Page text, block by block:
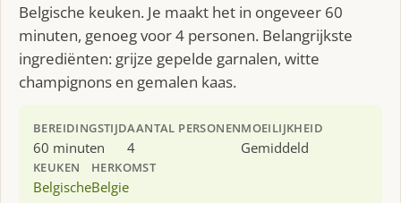
Belgische keuken. Je maakt het in ongeveer 60
minuten, genoeg voor 4 personen. Belangrijkste
ingrediënten: grijze gepelde garnalen, witte
champignons en gemalen kaas.
BEREIDINGSTIJD
60 minuten
AANTAL PERSONEN
4
MOEILIJKHEID
Gemiddeld
KEUKEN
Belgische
HERKOMST
Belgie